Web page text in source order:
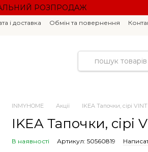
РОЗПРОДАЖ
і доставка Обмін та повернення
INMYHOME Акції IKEA Тапочки, сірі
IKEA Тапочки, сірі
В наявності Артикул: 50560819